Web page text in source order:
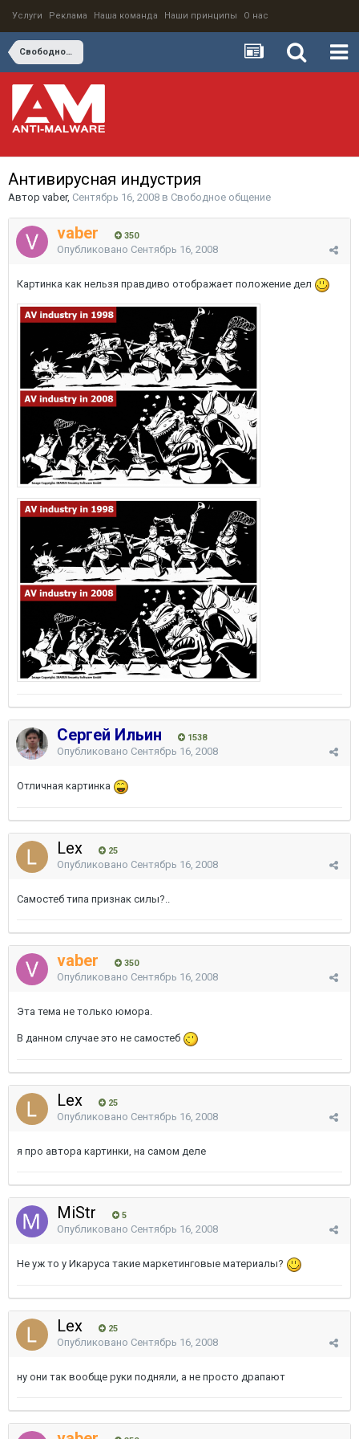
Услуги Реклама Наша команда Наши принципы О нас
Свободное общение
Антивирусная индустрия
Автор vaber, Сентябрь 16, 2008 в Свободное общение
vaber 350
Опубликовано Сентябрь 16, 2008
Картинка как нельзя правдиво отображает положение дел
Сергей Ильин 1538
Опубликовано Сентябрь 16, 2008
Отличная картинка
Lex 25
Опубликовано Сентябрь 16, 2008
Самостеб типа признак силы?..
vaber 350
Опубликовано Сентябрь 16, 2008
Эта тема не только юмора.
В данном случае это не самостеб
Lex 25
Опубликовано Сентябрь 16, 2008
я про автора картинки, на самом деле
MiStr 5
Опубликовано Сентябрь 16, 2008
Не уж то у Икаруса такие маркетинговые материалы?
Lex 25
Опубликовано Сентябрь 16, 2008
ну они так вообще руки подняли, а не просто драпают